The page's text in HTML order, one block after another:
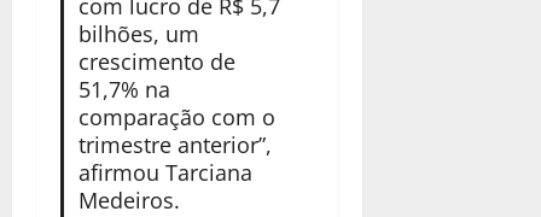
com lucro de R$ 5,7
bilhões, um
crescimento de
51,7% na
comparação com o
trimestre anterior”,
afirmou Tarciana
Medeiros.